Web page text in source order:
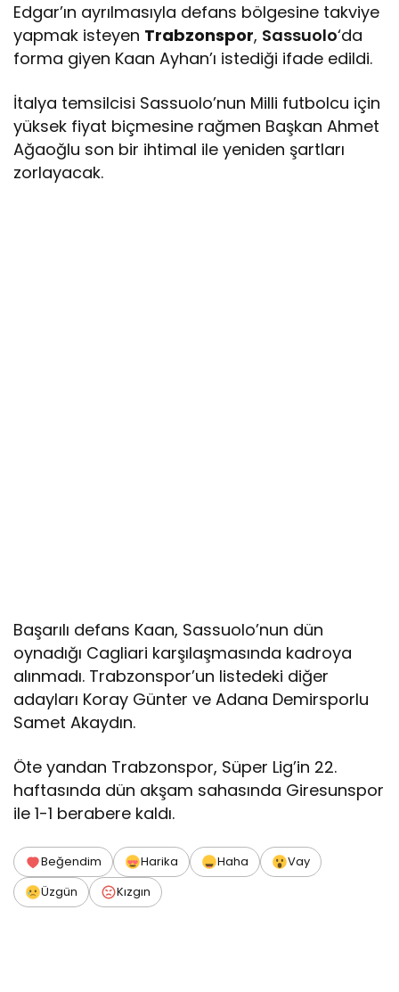
Edgar’ın ayrılmasıyla defans bölgesine takviye
yapmak isteyen Trabzonspor, Sassuolo‘da
forma giyen Kaan Ayhan’ı istediği ifade edildi.
İtalya temsilcisi Sassuolo’nun Milli futbolcu için
yüksek fiyat biçmesine rağmen Başkan Ahmet
Ağaoğlu son bir ihtimal ile yeniden şartları
zorlayacak.
Başarılı defans Kaan, Sassuolo’nun dün
oynadığı Cagliari karşılaşmasında kadroya
alınmadı. Trabzonspor’un listedeki diğer
adayları Koray Günter ve Adana Demirsporlu
Samet Akaydın.
Öte yandan Trabzonspor, Süper Lig’in 22.
haftasında dün akşam sahasında Giresunspor
ile 1-1 berabere kaldı.
Beğendim Harika Haha
Vay
Üzgün
Kızgın